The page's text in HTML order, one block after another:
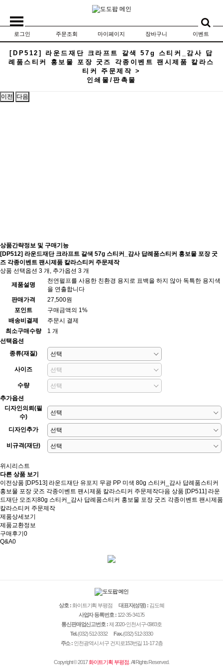
로그인 주문조회 마이페이지 장바구니 이벤트
[DP512] 라운드재단 크라프트 갈색 57g 스티커_감사 답
례품스티커 홍보물 포장 굿즈 각종이벤트 팬시제품 칼라스
티커 주문제작 >
인쇄물/판촉물
이전 다음
상품간략정보 및 구매기능
[DP512] 라운드재단 크라프트 갈색 57g 스티커_감사 답례품스티커 홍보물 포장 굿
즈 각종이벤트 팬시제품 칼라스티커 주문제작
상품 선택옵션 3 개, 추가옵션 3 개
제품설명
천연펄프를 사용한 친환경 용지로 표백을 하지 않아 독특한 용지색
을 연출합니다
판매가격
27,500원
포인트
구매금액의 1%
배송비결제
주문시 결제
최소구매수량
1 개
선택옵션
종류(재질)
사이즈
수량
추가옵션
디자인의뢰(필
수)
디자인추가
비규격(재단)
위시리스트
다른 상품 보기
이전상품 [DP513] 라운드재단 유포지 무광 PP 미색 80g 스티커_감사 답례품스티커
홍보물 포장 굿즈 각종이벤트 팬시제품 칼라스티커 주문제작다음 상품 [DP511] 라운
드재단 모조지80g 스티커_감사 답례품스티커 홍보물 포장 굿즈 각종이벤트 팬시제품
칼라스티커 주문제작
제품상세보기
제품교환정보
구매후기 0
Q&A0
상호 :화이트기획 부평점 대표자(성명) : 김도혜
사업자 등록번호 :122-35-34175
통신판매업신고번호 :제 2020-인천서구-0983호
Tel.(032) 512-3332 Fax.(032) 512-3330
주소 : 인천광역시 서구 건지로153번길 11-17 2층
Copyright © 2017화이트기획 부평점. All Rights Reserved.